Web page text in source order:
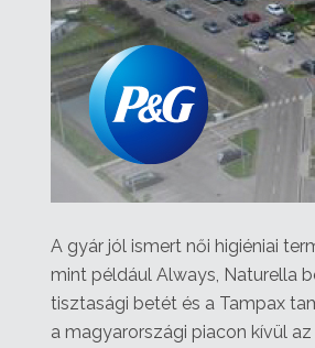
A gyár jól ismert női higiéniai
mint például Always, Naturella
tisztasági betét és a Tampax
a magyarországi piacon kívül az